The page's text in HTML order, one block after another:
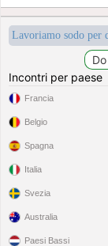
Lavoriamo sodo
Incontri per paese
Francia
Belgio
Spagna
Italia
Svezia
Australia
Paesi Bassi